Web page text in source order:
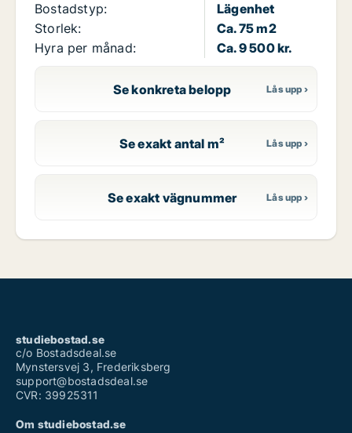
Bostadstyp:
Lägenhet
Storlek:
Ca. 75 m2
Hyra per månad:
Ca. 9 500 kr.
Se konkreta belopp
Se exakt antal m²
Se exakt vägnummer
studiebostad.se
c/o Bostadsdeal.se
Mynstersvej 3, Frederiksberg
support@bostadsdeal.se
CVR: 39925311
Om studiebostad.se